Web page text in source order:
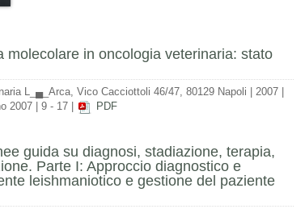
molecolare in oncologia veterinaria: stato
L_▄_Arca, Vico Cacciottoli 46/47, 80129 Napoli 2007
2007
9 - 17 PDF
guida su diagnosi, stadiazione, terapia,
Parte I: Approccio diagnostico e
leishmaniotico e gestione del paziente